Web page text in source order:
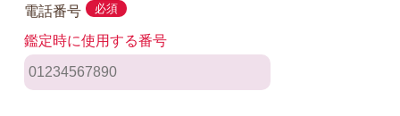
電話番号 必須
鑑定時に使用する番号